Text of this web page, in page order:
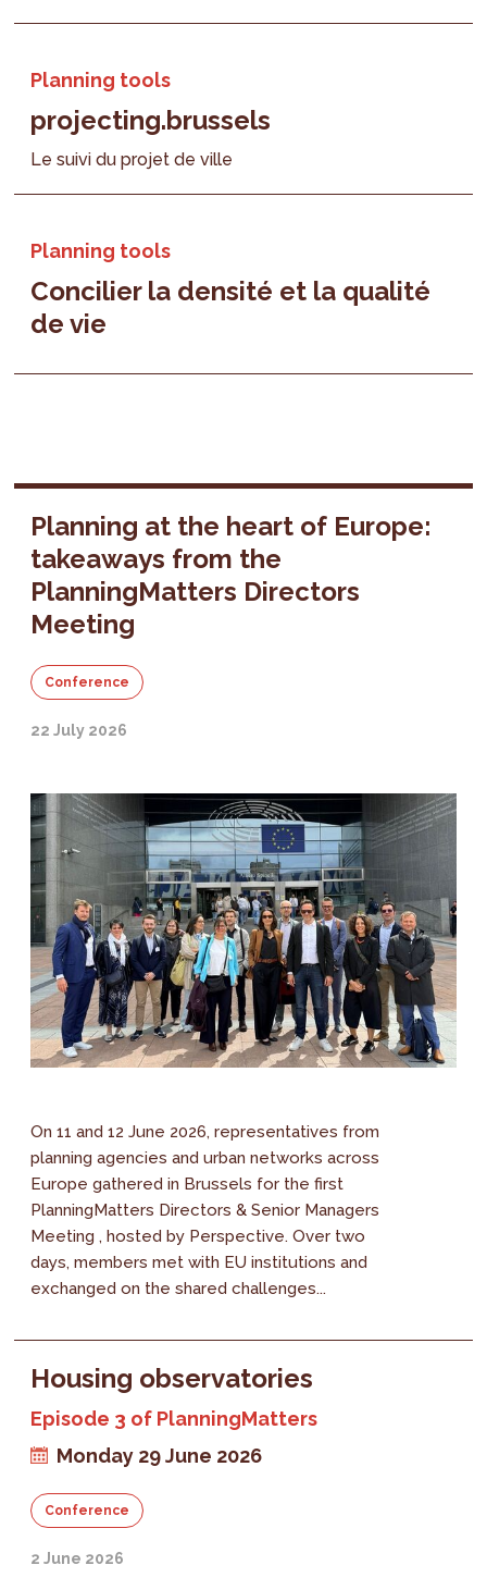
Planning tools
projecting.brussels
Le suivi du projet de ville
Planning tools
Concilier la densité et la qualité
de vie
Planning at the heart of Europe:
takeaways from the
PlanningMatters Directors
Meeting
Conference
22 July 2026
On 11 and 12 June 2026, representatives from
planning agencies and urban networks across
Europe gathered in Brussels for the first
PlanningMatters Directors & Senior Managers
Meeting , hosted by Perspective. Over two
days, members met with EU institutions and
exchanged on the shared challenges...
Housing observatories
Episode 3 of PlanningMatters
Monday 29 June 2026
Conference
2 June 2026